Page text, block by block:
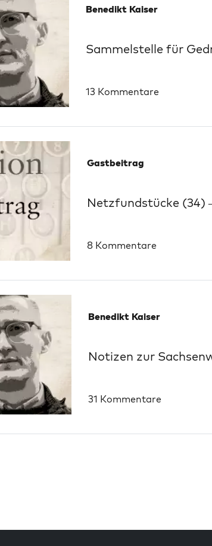
Benedikt Kaiser
Sammelstelle für
13 Kommentare
Gastbeitrag
Netzfundstücke (34)
8 Kommentare
Benedikt Kaiser
Notizen zur
31 Kommentare